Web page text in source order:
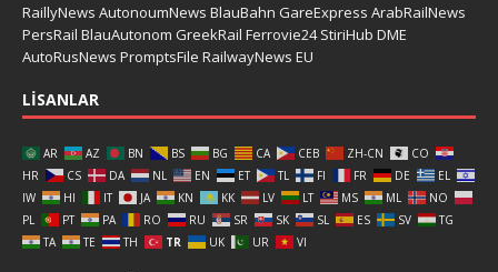
RaillyNews AutonoumNews BlauBahn GareExpress ArabRailNews
PersRail BlauAutonom GreekRail Ferrovie24 StiriHub DME
AutoRusNews PromptsFile RailwayNews EU
LISANLAR
AR AZ BN BS BG CA CEB ZH-CN
CO
HR
CS DA NL EN ET TL FI FR DE
EL
IW
HI IT JA KN KK LV LT MS ML
NO
PL
PT PA RO RU SR SK SL ES SV
TG
TA
TE TH TR UK UR VI